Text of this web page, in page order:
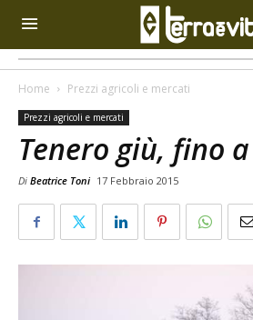
Home Prezzi agricoli e mercati
Prezzi agricoli e mercati
Tenero giù, fino
Di Beatrice Toni 17 Febbraio 2015